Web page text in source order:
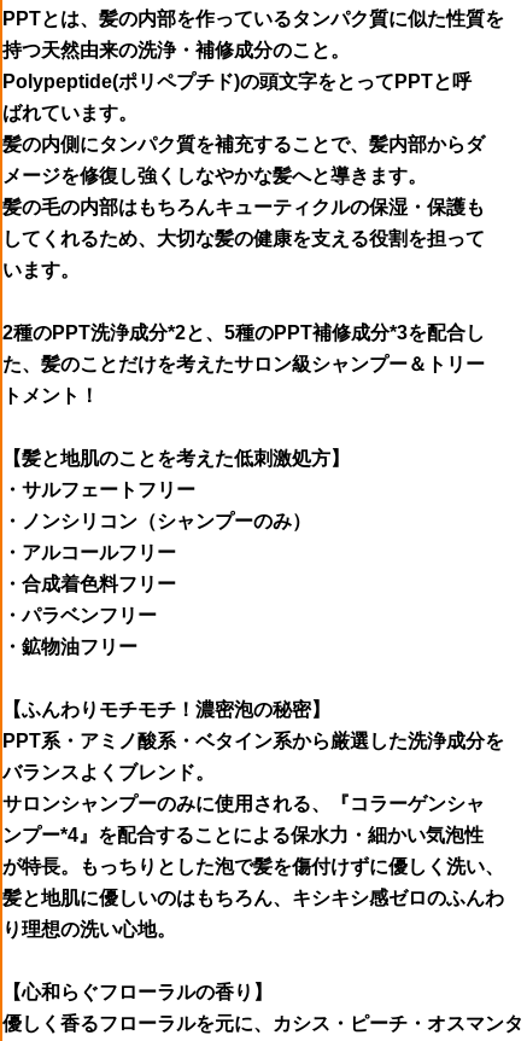
PPTとは、髪の内部を作っているタンパク質に似た性質を
持つ天然由来の洗浄・補修成分のこと。
Polypeptide(ポリペプチド)の頭文字をとってPPTと呼
ばれています。
髪の内側にタンパク質を補充することで、髪内部からダ
メージを修復し強くしなやかな髪へと導きます。
髪の毛の内部はもちろんキューティクルの保湿・保護も
してくれるため、大切な髪の健康を支える役割を担って
います。
2種のPPT洗浄成分*2と、5種のPPT補修成分*3を配合し
た、髪のことだけを考えたサロン級シャンプー＆トリー
トメント！
【髪と地肌のことを考えた低刺激処方】
・サルフェートフリー
・ノンシリコン（シャンプーのみ）
・アルコールフリー
・合成着色料フリー
・パラベンフリー
・鉱物油フリー
【ふんわりモチモチ！濃密泡の秘密】
PPT系・アミノ酸系・ベタイン系から厳選した洗浄成分を
バランスよくブレンド。
サロンシャンプーのみに使用される、『コラーゲンシャ
ンプー*4』を配合することによる保水力・細かい気泡性
が特長。もっちりとした泡で髪を傷付けずに優しく洗い、
髪と地肌に優しいのはもちろん、キシキシ感ゼロのふんわ
り理想の洗い心地。
【心和らぐフローラルの香り】
優しく香るフローラルを元に、カシス・ピーチ・オスマンタ